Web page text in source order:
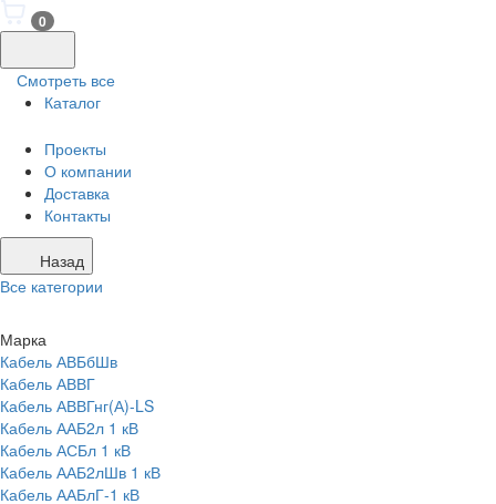
0
Смотреть все
Каталог
Проекты
О компании
Доставка
Контакты
Назад
Все категории
Марка
Кабель АВБбШв
Кабель АВВГ
Кабель АВВГнг(А)-LS
Кабель ААБ2л 1 кВ
Кабель АСБл 1 кВ
Кабель ААБ2лШв 1 кВ
Кабель ААБлГ-1 кВ